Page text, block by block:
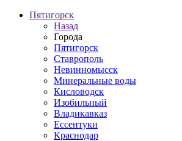
Пятигорск
Назад
Города
Пятигорск
Ставрополь
Невинномысск
Минеральные воды
Кисловодск
Изобильный
Владикавказ
Ессентуки
Краснодар